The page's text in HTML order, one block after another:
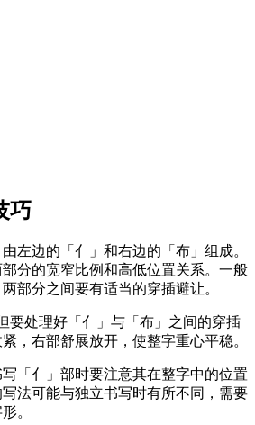
巧
左边的「亻」和右边的「布」组成。
分的宽窄比例和高低位置关系。一般
部分之间要有适当的穿插避让。
要处理好「亻」与「布」之间的穿插
，右部舒展放开，使整字重心平稳。
「亻」部时要注意其在整字中的位置
法可能与独立书写时有所不同，需要
。